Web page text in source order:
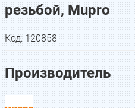
резьбой, Mupro
Код:120858
Производитель